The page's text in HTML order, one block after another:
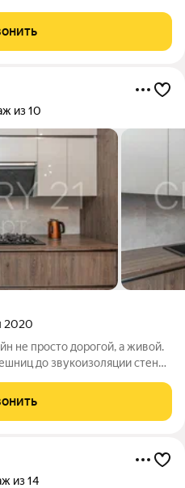
Квартира расположена на
из 10
2020
встроенная премиальная
из 14